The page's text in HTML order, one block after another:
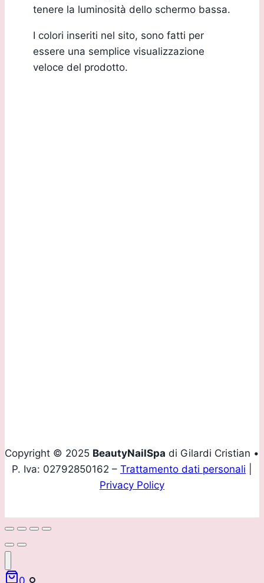
tenere la luminosità dello schermo bassa.
I colori inseriti nel sito, sono fatti per
essere una semplice visualizzazione
veloce del prodotto.
Copyright © 2025 BeautyNailSpa di Gilardi Cristian •
P. Iva: 02792850162 – Trattamento dati personali
Privacy Policy